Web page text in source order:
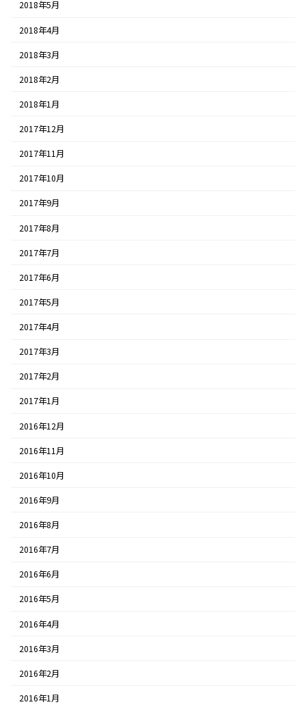
2018年5月
2018年4月
2018年3月
2018年2月
2018年1月
2017年12月
2017年11月
2017年10月
2017年9月
2017年8月
2017年7月
2017年6月
2017年5月
2017年4月
2017年3月
2017年2月
2017年1月
2016年12月
2016年11月
2016年10月
2016年9月
2016年8月
2016年7月
2016年6月
2016年5月
2016年4月
2016年3月
2016年2月
2016年1月